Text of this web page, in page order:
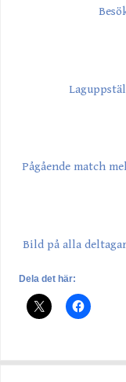
Pågående match
Bild på alla
Dela det här: